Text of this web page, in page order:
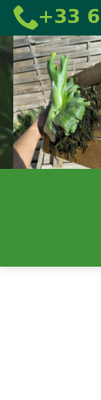
Passer
au
contenu